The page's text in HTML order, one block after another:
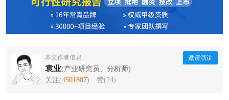
本文作者信息
袁业(产业研究员、分析师)
关注(4501807) 赞(24)
邀请演讲